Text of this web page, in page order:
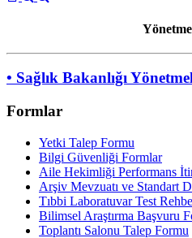
• Sağlık Bakanlığı
Formlar
Yetki Talep Formu
Bilgi Güvenliği Formlar
Aile Hekimliği Performans
Arşiv Mevzuatı ve Standart
Tıbbi Laboratuvar Test
Bilimsel Araştırma Başvuru
Toplantı Salonu Talep Formu